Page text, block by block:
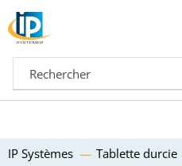
IP Systèmes Tablette durcie